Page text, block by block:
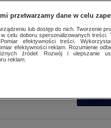
przetwarzamy dane w celu
lub dostęp do nich. Tworzenie
celu doboru spersonalizowanych treści.
Pomiar efektywności treści.
efektywności reklam. Rozumienie
źródeł. Rozwój i ulepszanie
reklam.